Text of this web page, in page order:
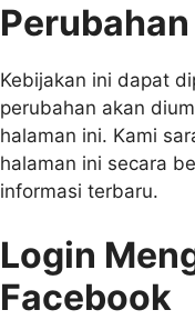
Kebijakan ini dapat
perubahan akan
halaman ini. Kami
halaman ini secara
informasi terbaru.
Login
Facebook